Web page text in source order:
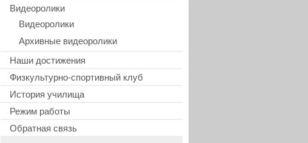
Видеоролики
Видеоролики
Архивные видеоролики
Наши достижения
Физкультурно-спортивный клуб
История училища
Режим работы
Обратная связь